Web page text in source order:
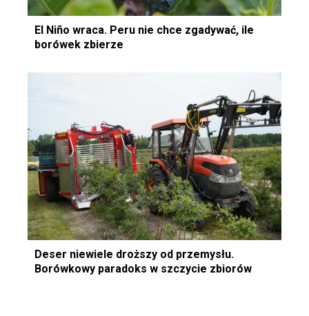
El Niño wraca. Peru nie chce zgadywać, ile
borówek zbierze
Deser niewiele droższy od przemysłu.
Borówkowy paradoks w szczycie zbiorów